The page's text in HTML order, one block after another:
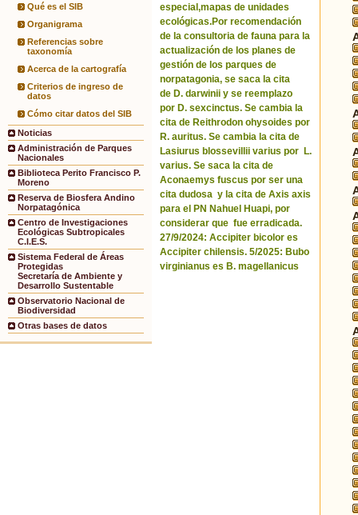
Qué es el SIB
Organigrama
Referencias sobre
taxonomía
Acerca de la cartografía
Criterios de ingreso de
datos
Cómo citar datos del SIB
Noticias
Administración de Parques
Nacionales
Biblioteca Perito Francisco P.
Moreno
Reserva de Biosfera Andino
Norpatagónica
Centro de Investigaciones
Ecológicas Subtropicales
C.I.E.S.
Sistema Federal de Áreas
Protegidas
Secretaría de Ambiente y
Desarrollo Sustentable
Observatorio Nacional de
Biodiversidad
Otras bases de datos
especial,mapas de unidades
ecológicas.Por recomendación
de la consultoria de fauna para la
actualización de los planes de
gestión de los parques de
norpatagonia, se saca la cita
de D. darwinii y se reemplazo
por D. sexcinctus. Se cambia la
cita de Reithrodon ohysoides por
R. auritus. Se cambia la cita de
Lasiurus blossevillii varius por L.
varius. Se saca la cita de
Aconaemys fuscus por ser una
cita dudosa y la cita de Axis axis
para el PN Nahuel Huapi, por
considerar que fue erradicada.
27/9/2024: Accipiter bicolor es
Accipiter chilensis. 5/2025: Bubo
virginianus es B. magellanicus